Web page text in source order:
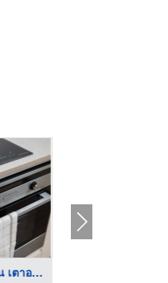
เตาอบบิวท์อิน เตาอบแ ...